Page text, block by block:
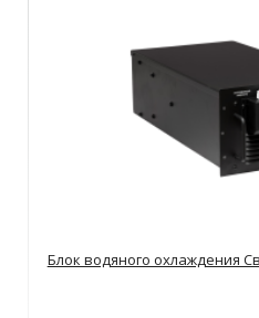
Блок водяного охлаждения